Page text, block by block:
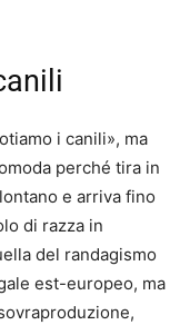
i canili», ma
perché tira in
e arriva fino
di razza in
del randagismo
est-europeo, ma